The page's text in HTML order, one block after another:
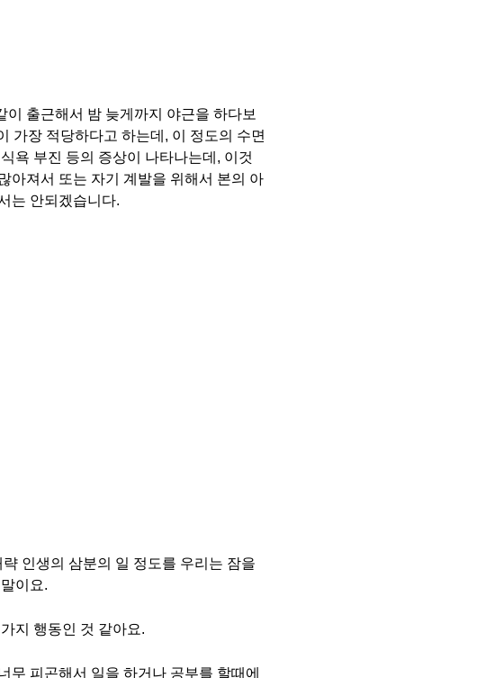
출근해서 밤 늦게까지 야근을 하다보
가장 적당하다고 하는데, 이 정도의 수면
욕 부진 등의 증상이 나타나는데, 이것
아져서 또는 자기 계발을 위해서 본의 아
는 안되겠습니다.
인생의 삼분의 일 정도를 우리는 잠을
이요.
지 행동인 것 같아요.
무 피곤해서 일을 하거나 공부를 할때에